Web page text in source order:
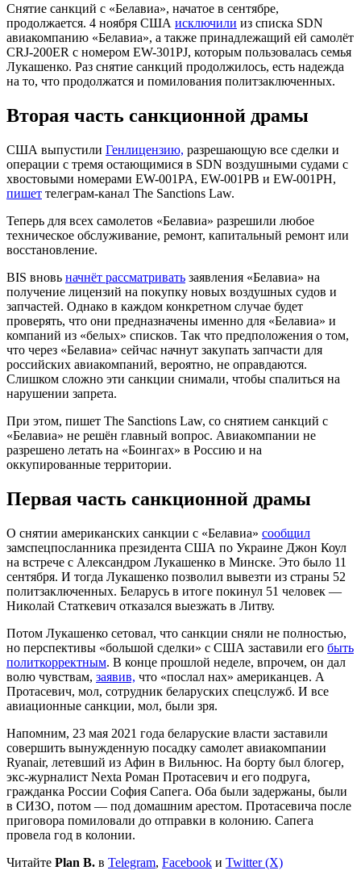
Снятие санкций с «Белавиа», начатое в сентябре,
продолжается. 4 ноября США исключили из списка SDN
авиакомпанию «Белавиа», а также принадлежащий ей самолёт
CRJ-200ER с номером EW-301PJ, которым пользовалась семья
Лукашенко. Раз снятие санкций продолжилось, есть надежда
на то, что продолжатся и помилования политзаключенных.
Вторая часть санкционной драмы
США выпустили Генлицензию, разрешающую все сделки и
операции с тремя остающимися в SDN воздушными судами с
хвостовыми номерами EW-001PA, EW-001PB и EW-001PH,
пишет телеграм-канал The Sanctions Law.
Теперь для всех самолетов «Белавиа» разрешили любое
техническое обслуживание, ремонт, капитальный ремонт или
восстановление.
BIS вновь начнёт рассматривать заявления «Белавиа» на
получение лицензий на покупку новых воздушных судов и
запчастей. Однако в каждом конкретном случае будет
проверять, что они предназначены именно для «Белавиа» и
компаний из «белых» списков. Так что предположения о том,
что через «Белавиа» сейчас начнут закупать запчасти для
российских авиакомпаний, вероятно, не оправдаются.
Слишком сложно эти санкции снимали, чтобы спалиться на
нарушении запрета.
При этом, пишет The Sanctions Law, со снятием санкций с
«Белавиа» не решён главный вопрос. Авиакомпании не
разрешено летать на «Боингах» в Россию и на
оккупированные территории.
Первая часть санкционной драмы
О снятии американских санкции с «Белавиа» сообщил
замспецпосланника президента США по Украине Джон Коул
на встрече с Александром Лукашенко в Минске. Это было 11
сентября. И тогда Лукашенко позволил вывезти из страны 52
политзаключенных. Беларусь в итоге покинул 51 человек —
Николай Статкевич отказался выезжать в Литву.
Потом Лукашенко сетовал, что санкции сняли не полностью,
но перспективы «большой сделки» с США заставили его быть
политкорректным. В конце прошлой неделе, впрочем, он дал
волю чувствам, заявив, что «послал нах» американцев. А
Протасевич, мол, сотрудник беларуских спецслужб. И все
авиационные санкции, мол, были зря.
Напомним, 23 мая 2021 года беларуские власти заставили
совершить вынужденную посадку самолет авиакомпании
Ryanair, летевший из Афин в Вильнюс. На борту был блогер,
экс-журналист Nexta Роман Протасевич и его подруга,
гражданка России София Сапега. Оба были задержаны, были
в СИЗО, потом — под домашним арестом. Протасевича после
приговора помиловали до отправки в колонию. Сапега
провела год в колонии.
Читайте Plan B. в Telegram, Facebook и Twitter (X)